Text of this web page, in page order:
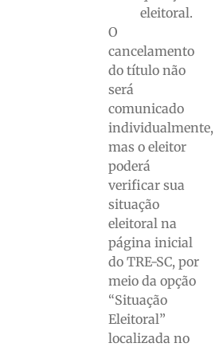
eleitoral.
O
cancelamento
do título não
será
comunicado
individualmente,
mas o eleitor
poderá
verificar sua
situação
eleitoral na
página inicial
do TRE-SC, por
meio da opção
“Situação
Eleitoral”
localizada no